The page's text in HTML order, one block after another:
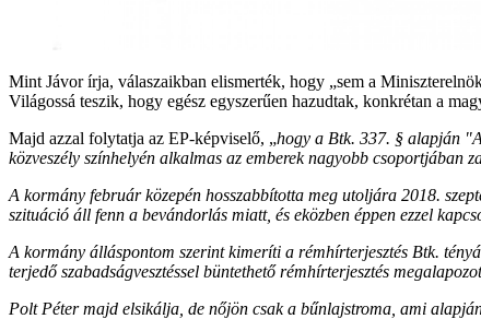
Mint Jávor írja, válaszaikban elismerték, hogy „sem a
Világossá teszik, hogy egész egyszerűen hazudtak, konkrétan a
Majd azzal folytatja az EP-képviselő, „hogy a Btk. 337. § alapján
közveszély színhelyén alkalmas az emberek nagyobb csoportjában
A kormány február közepén hosszabbította meg utoljára 2018.
szituáció áll fenn a bevándorlás miatt, és eközben éppen ezzel
A kormány álláspontom szerint kimeríti a rémhírterjesztés Btk.
terjedő szabadságvesztéssel büntethető rémhírterjesztés
Polt Péter majd elsikálja, de nőjön csak a bűnlajstroma, ami